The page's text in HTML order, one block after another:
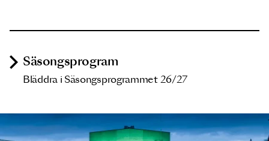
Säsongsprogram
Bläddra i Säsongsprogrammet 26/27